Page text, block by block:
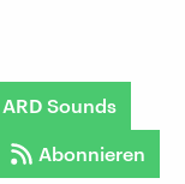
ARD Sounds
Abonnieren